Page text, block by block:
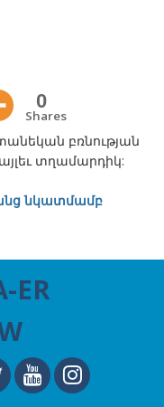
0
Shares
բռնության
տղամարդիկ:
նկատմամբ
ER